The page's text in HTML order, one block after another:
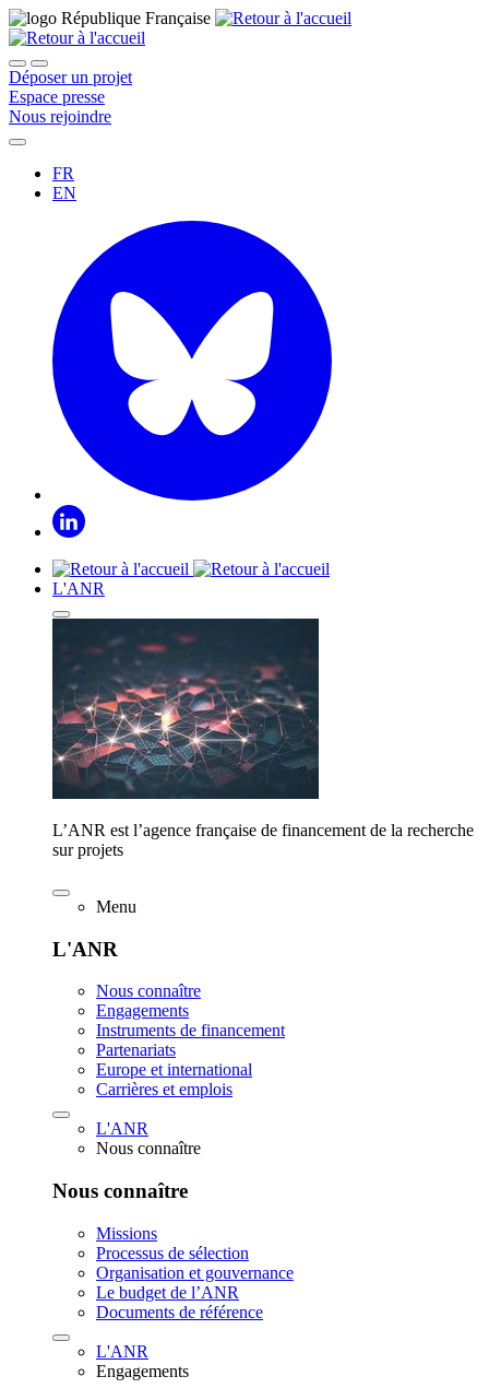
Déposer un projet
Espace presse
Nous rejoindre
FR
EN
L'ANR
L’ANR est l’agence française de financement de la recherche
sur projets
Menu
L'ANR
Nous connaître
Engagements
Instruments de financement
Partenariats
Europe et international
Carrières et emplois
L'ANR
Nous connaître
Nous connaître
Missions
Processus de sélection
Organisation et gouvernance
Le budget de l’ANR
Documents de référence
L'ANR
Engagements